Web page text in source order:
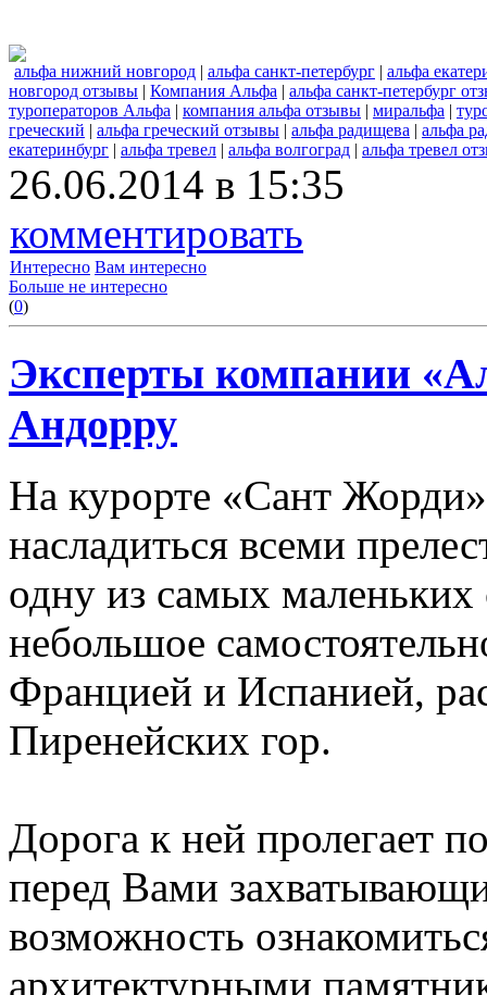
альфа нижний новгород | альфа санкт-петербург | альфа
новгород отзывы | Компания Альфа | альфа санкт-петербург
туроператоров Альфа | компания альфа отзывы | миральфа |
греческий | альфа греческий отзывы | альфа радищева | альфа
екатеринбург | альфа тревел | альфа волгоград | альфа тревел
26.06.2014 в 15:35
комментировать
Интересно Вам интересно
Больше не интересно
(0)
Эксперты компании
Андорру
На курорте «Сант
насладиться всеми
одну из самых
небольшое
Францией и Испанией,
Пиренейских гор.
Дорога к ней пролегает
перед Вами
возможность
архитектурными